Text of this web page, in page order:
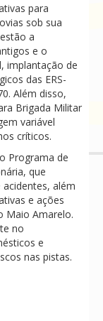
para
sob sua
a
e o
implantação de
das ERS-
Além disso,
Brigada Militar
variável
críticos.
Programa de
que
além
e ações
Maio Amarelo.
no
e
nas pistas.